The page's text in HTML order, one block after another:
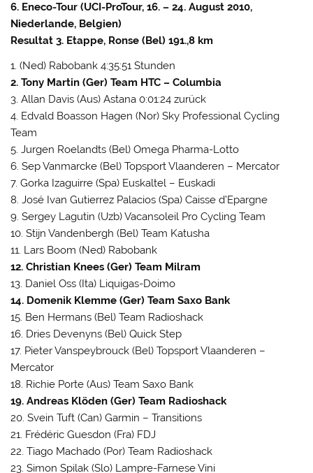
6. Eneco-Tour (UCI-ProTour, 16. – 24. August 2010,
Niederlande, Belgien)
Resultat 3. Etappe, Ronse (Bel) 191.,8 km
1. (Ned) Rabobank 4:35:51 Stunden
2. Tony Martin (Ger) Team HTC – Columbia
3. Allan Davis (Aus) Astana 0:01:24 zurück
4. Edvald Boasson Hagen (Nor) Sky Professional Cycling
Team
5. Jurgen Roelandts (Bel) Omega Pharma-Lotto
6. Sep Vanmarcke (Bel) Topsport Vlaanderen – Mercator
7. Gorka Izaguirre (Spa) Euskaltel – Euskadi
8. José Ivan Gutierrez Palacios (Spa) Caisse d’Epargne
9. Sergey Lagutin (Uzb) Vacansoleil Pro Cycling Team
10. Stijn Vandenbergh (Bel) Team Katusha
11. Lars Boom (Ned) Rabobank
12. Christian Knees (Ger) Team Milram
13. Daniel Oss (Ita) Liquigas-Doimo
14. Domenik Klemme (Ger) Team Saxo Bank
15. Ben Hermans (Bel) Team Radioshack
16. Dries Devenyns (Bel) Quick Step
17. Pieter Vanspeybrouck (Bel) Topsport Vlaanderen –
Mercator
18. Richie Porte (Aus) Team Saxo Bank
19. Andreas Klöden (Ger) Team Radioshack
20. Svein Tuft (Can) Garmin – Transitions
21. Frédéric Guesdon (Fra) FDJ
22. Tiago Machado (Por) Team Radioshack
23. Simon Spilak (Slo) Lampre-Farnese Vini